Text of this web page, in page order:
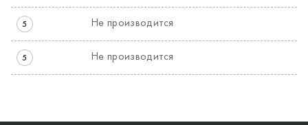
5 Не производится
5 Не производится